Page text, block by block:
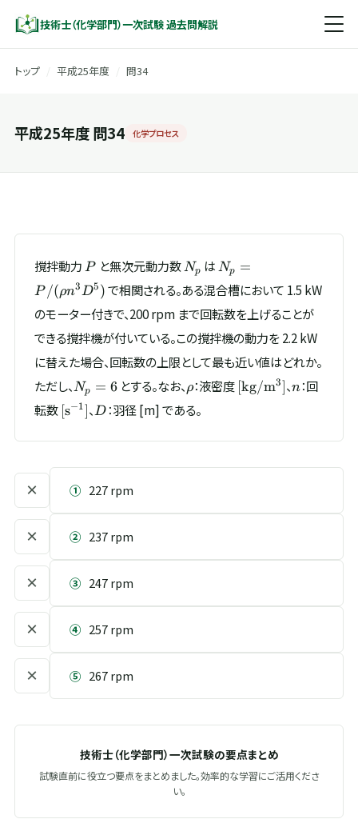
技術士（化学部門）一次試験 過去問解説
トップ 平成25年度 問34
平成25年度 問34 化学プロセス
撹拌動力 P
P と無次元動力数 N_p
Np は N_p =
P/(\rho
n^{3}
D^{5})
Np =
P /(ρn3D5)で相関される。ある混合槽において 1.5 kW
のモーター付きで、200 rpm まで回転数を上げることが
できる撹拌機が付いている。この撹拌機の動力を 2.2 kW
に替えた場合、回転数の上限として最も近い値はどれか。
ただし、 N_p
= 6
Np = 6 とする。なお、 \rho
ρ：液密度 [\mathrm{kg/
[kg/m3]、n
n：回
転数 [\mathrm{s^{-1}}]
[s−1]、 D
D ：羽径 [m] である。
× ① 227 rpm
× ② 237 rpm
× ③ 247 rpm
× ④ 257 rpm
× ⑤ 267 rpm
技術士（化学部門）一次試験の要点まとめ
試験直前に役立つ要点をまとめました。効率的な学習にご活用くださ
い。